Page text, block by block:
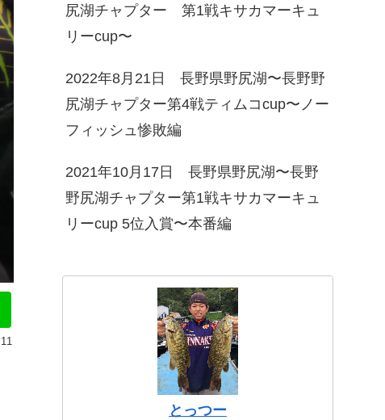
尻湖チャプター 第1戦キサカマーキュ
リーcup〜
2022年8月21日 長野県野尻湖〜長野野
尻湖チャプター第4戦ティムコcup〜ノー
フィッシュ惨敗編
2021年10月17日 長野県野尻湖〜長野
野尻湖チャプター第1戦キサカマーキュ
リーcup 5位入賞〜本番編
とっつー